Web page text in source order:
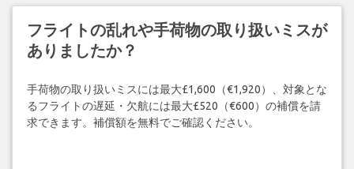
フライトの乱れや手荷物の取り扱いミスが
ありましたか？
手荷物の取り扱いミスには最大£1,600（€1,920）、対象とな
るフライトの遅延・欠航には最大£520（€600）の補償を請
求できます。補償額を無料でご確認ください。